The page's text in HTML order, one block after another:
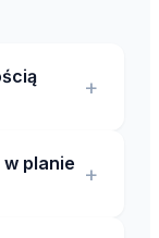
+
w planie +